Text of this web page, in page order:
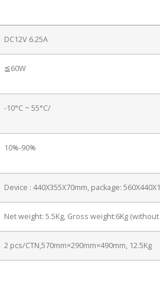
DC12V 6.25A
≦60W
-10°C ~ 55°C/
10%-90%
Device : 440X355X70mm, package:
Net weight: 5.5Kg, Gross weight:6Kg (without
2 pcs/CTN,570mm×290mm×490mm, 12.5Kg